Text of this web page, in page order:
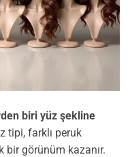
biri yüz şekline
tipi, farklı peruk
bir görünüm kazanır.